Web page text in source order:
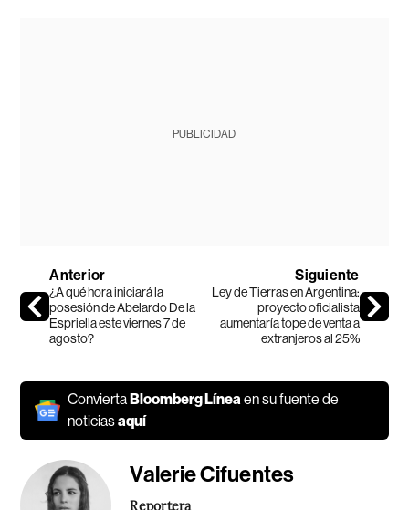
PUBLICIDAD
Anterior
¿A qué hora iniciará la
posesión de Abelardo De la
Espriella este viernes 7 de
agosto?
Siguiente
Ley de Tierras en Argentina:
proyecto oficialista
aumentaría tope de venta a
extranjeros al 25%
ConviertaBloomberg Línea en su fuente de
noticiasaquí
Valerie Cifuentes
Reportera